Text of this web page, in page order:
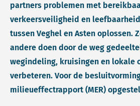
partners problemen met
verkeersveiligheid en
tussen Veghel en Asten oplossen.
andere doen door de weg
wegindeling, kruisingen en lokale
verbeteren. Voor de
milieueffectrapport (MER)